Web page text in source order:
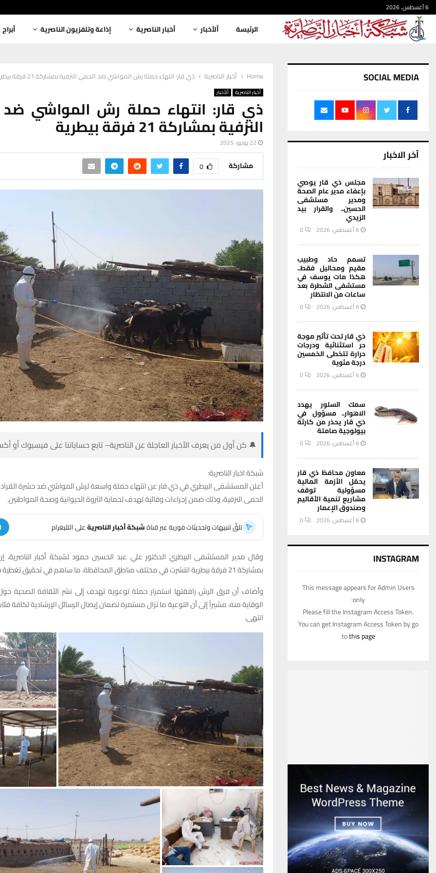
6 أغسطس، 2026
الرئيسة ألأخبار أخبار الناصرية إذاعة وتلفزيون الناصرية أبراج
Home أخبار الناصرية ذي قار: انتهاء حملة رش المواشي ضد الحمى النزفية بمشاركة 21 فرقة بيطرية
أخبار الناصرية ألأخبار
ذي قار: انتهاء حملة رش المواشي
النزفية بمشاركة 21 فرقة بيطرية
22 يونيو، 2025
مشاركة 0
🔔 كن أول من يعرف الأخبار العاجلة عن الناصرية– تابع حساباتنا على فيسبوك أو
شبكة اخبار الناصرية:
أعلن المستشفى البيطري في ذي قار عن انتهاء حملة واسعة لرش المواشي ضد حشرة القراد
الحمى النزفية، وذلك ضمن إجراءات وقائية تهدف لحماية الثروة الحيوانية وصحة المواطنين.
تلقَّ تنبيهات وتحديثات فورية عبر قناةشبكة أخبار الناصريةعلى التليغرام
وقال مدير المستشفى البيطري الدكتور علي عبد الحسين حمود لشبكة أخبار الناصرية،
بمشاركة 21 فرقة بيطرية انتشرت في مختلف مناطق المحافظة، ما ساهم في تحقيق تغطية شاملة وفعالة.
وأضاف أن فرق الرش رافقتها استمرار حملة توعوية تهدف إلى نشر الثقافة الصحية
الوقاية منه، مشيراً إلى أن التوعية ما تزال مستمرة لضمان إيصال الرسائل الإرشادية لكافة
انتهى.
SOCIAL MEDIA
آخر الاخبار
مجلس ذي قار يوصي
بإعفاء مدير عام الصحة
ومدير مستشفى
الحسين.. والقرار بيد
الزيدي
6 أغسطس، 2026 0
تسمم حاد وطبيب
مقيم ومحاليل فقط..
هكذا مات يوسف في
مستشفى الشطرة بعد
ساعات من الانتظار
6 أغسطس، 2026 0
ذي قار تحت تأثير موجة
حر استثنائية ودرجات
حرارة تتخطى الخمسين
درجة مئوية
6 أغسطس، 2026 0
سمك السلور يهدد
الاهوار.. مسؤول في
ذي قار يحذر من كارثة
بيولوجية صامتة
6 أغسطس، 2026 0
معاون محافظ ذي قار
يحمّل الأزمة المالية
مسؤولية توقف
مشاريع تنمية الأقاليم
وصندوق الإعمار
6 أغسطس، 2026 0
INSTAGRAM
This message appears for Admin Users
only:
Please fill the Instagram Access Token.
You can get Instagram Access Token by go
tothis page